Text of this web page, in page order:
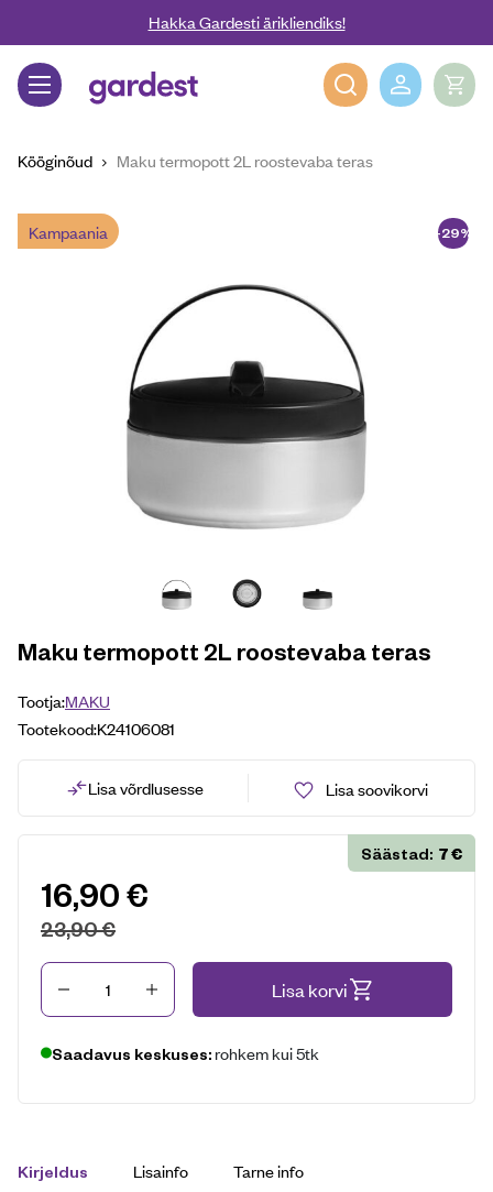
Liigu edasi põhisisu juurdeHakka Gardesti ärikliendiks!
Gardest
Kööginõud Maku termopott 2L roostevaba teras
-29%
Kampaania
Maku termopott 2L roostevaba teras
Tootja:MAKU
Tootekood:K24106081
Lisa võrdlusesse Lisa soovikorvi
16,90€
23,90€
Säästad: 7€
Kogus Lisa korvi
Saadavus keskuses: rohkem kui 5tk
Kirjeldus Lisainfo Tarne info